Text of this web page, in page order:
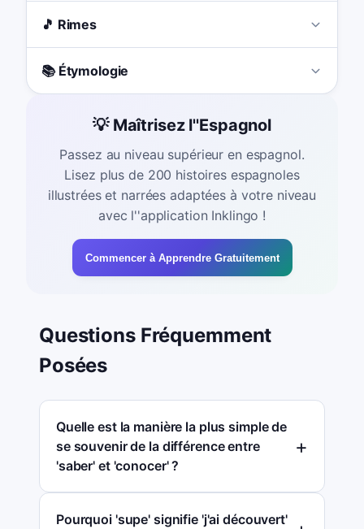
🎵 Rimes
📚 Étymologie
💡 Maîtrisez l''Espagnol
Passez au niveau supérieur en espagnol.
Lisez plus de 200 histoires espagnoles
illustrées et narrées adaptées à votre niveau
avec l''application Inklingo !
Commencer à Apprendre Gratuitement
Questions Fréquemment
Posées
Quelle est la manière la plus simple de
se souvenir de la différence entre
'saber' et 'conocer' ?
Pourquoi 'supe' signifie 'j'ai découvert'